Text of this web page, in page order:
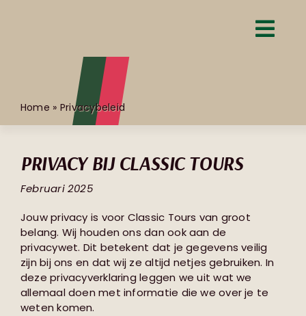
Home » Privacybeleid
PRIVACY BIJ CLASSIC TOURS
Februari 2025
Jouw privacy is voor Classic Tours van groot
belang. Wij houden ons dan ook aan de
privacywet. Dit betekent dat je gegevens veilig
zijn bij ons en dat wij ze altijd netjes gebruiken. In
deze privacyverklaring leggen we uit wat we
allemaal doen met informatie die we over je te
weten komen.